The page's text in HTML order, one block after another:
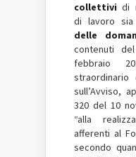
collettivi di
di lavoro
delle
contenuti
febbraio
straordinario
sull’Avviso,
320 del 10
“alla
afferenti al
secondo